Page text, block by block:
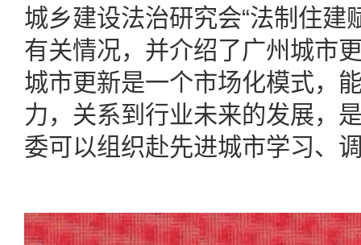
城乡建设法治研究会“法制住建
有关情况，并介绍了广州城市
城市更新是一个市场化模式，
力，关系到行业未来的发展，
委可以组织赴先进城市学习、